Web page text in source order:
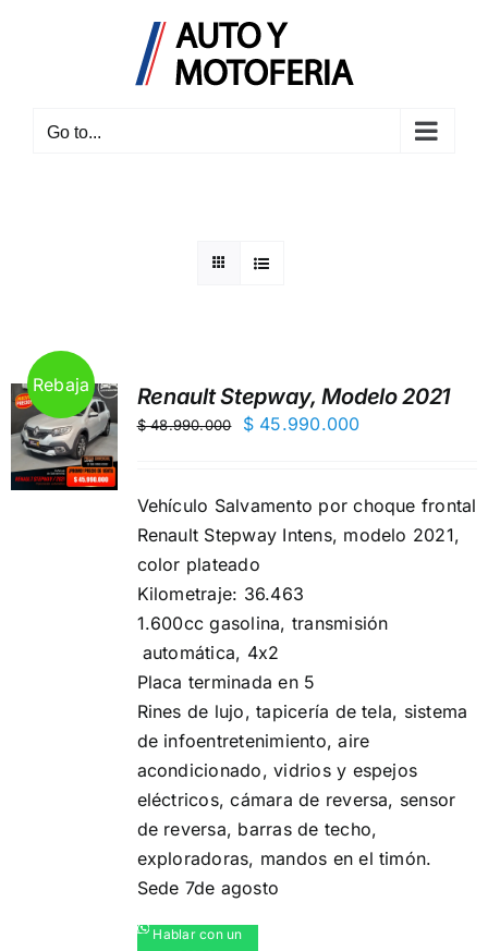
Go to...
Rebaja Renault Stepway, Modelo 2021
$48.990.000
El
era:
$ 48.990.000.
$45.990.000El
es:
$ 45.990.000.
Vehículo Salvamento por choque frontal
Renault Stepway Intens, modelo 2021,
color plateado
Kilometraje: 36.463
1.600cc gasolina, transmisión
automática, 4x2
Placa terminada en 5
Rines de lujo, ️tapicería de tela, sistema
de infoentretenimiento,️ aire
acondicionado, vidrios y espejos
eléctricos,️ cámara de reversa,️ sensor
de reversa,️ barras de techo,
exploradoras, mandos en el timón.
Sede 7de agosto
Hablar con un